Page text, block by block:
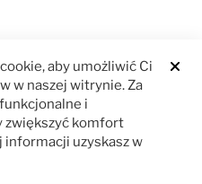
aby umożliwić Ci
w naszej witrynie. Za
i
zwiększyć komfort
informacji uzyskasz w